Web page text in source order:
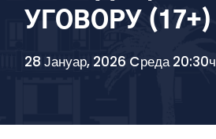
УГОВОРУ (17+)
28 Јануар, 2026 Cреда 20:30ч